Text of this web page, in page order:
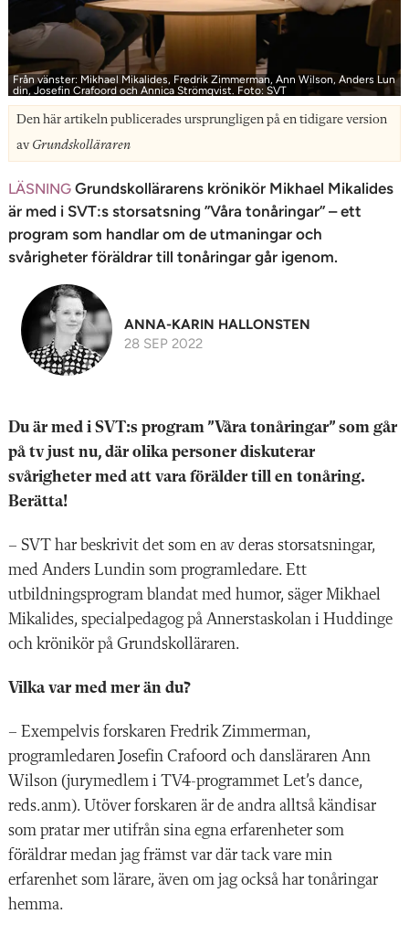
Från vänster: Mikhael Mikalides, Fredrik Zimmerman, Ann Wilson, Anders Lun
din, Josefin Crafoord och Annica Strömqvist. Foto: SVT
Den här artikeln publicerades ursprungligen på en tidigare version
av Grundskolläraren
LÄSNING Grundskollärarens krönikör Mikhael Mikalides
är med i SVT:s storsatsning ”Våra tonåringar” – ett
program som handlar om de utmaningar och
svårigheter föräldrar till tonåringar går igenom.
ANNA-KARIN HALLONSTEN
28 SEP 2022
Du är med i SVT:s program ”Våra tonåringar” som går
på tv just nu, där olika personer diskuterar
svårigheter med att vara förälder till en tonåring.
Berätta!
– SVT har beskrivit det som en av deras storsatsningar,
med Anders Lundin som programledare. Ett
utbildningsprogram blandat med humor, säger Mikhael
Mikalides, specialpedagog på Annerstaskolan i Huddinge
och krönikör på Grundskolläraren.
Vilka var med mer än du?
– Exempelvis forskaren Fredrik Zimmerman,
programledaren Josefin Crafoord och dansläraren Ann
Wilson (jurymedlem i TV4-programmet Let’s dance,
reds.anm). Utöver forskaren är de andra alltså kändisar
som pratar mer utifrån sina egna erfarenheter som
föräldrar medan jag främst var där tack vare min
erfarenhet som lärare, även om jag också har tonåringar
hemma.